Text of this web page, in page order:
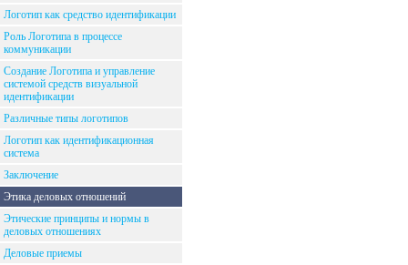
Логотип как средство идентификации
Роль Логотипа в процессе
коммуникации
Создание Логотипа и управление
системой средств визуальной
идентификации
Различные типы логотипов
Логотип как идентификационная
система
Заключение
Этика деловых отношений
Этические принципы и нормы в
деловых отношениях
Деловые приемы